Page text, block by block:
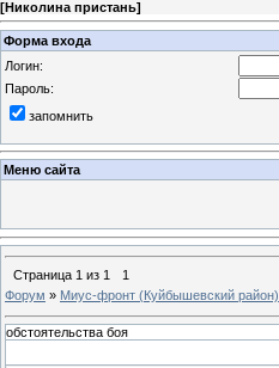
[Николина пристань]
Форма входа
Логин:
Пароль:
запомнить
Меню сайта
Страница 1 из 1
1
Форум » Миус-фронт (Куйбышевский район)
обстоятельства боя